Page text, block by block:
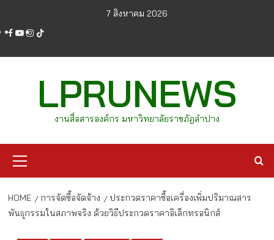
content
7 สิงหาคม 2026
facebook
youtube
instagram
tiktok
LPRUNEWS
งานสื่อสารองค์กร มหาวิทยาลัยราชภัฏลำปาง
Menu
HOME การจัดซื้อจัดจ้าง
ประกวดราคาซื้อเครื่องเพิ่มปริมาณสาร
พันธุกรรมในสภาพจริง ด้วยวิธีประกวดราคาอิเล็กทรอนิกส์